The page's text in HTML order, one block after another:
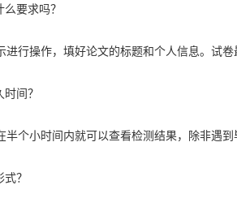
要求吗？
操作，填好论文的标题和个人信息。试卷
间？
小时间内就可以查看检测结果，除非遇到
？